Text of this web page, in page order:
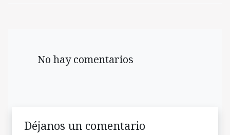
No hay comentarios
Déjanos un comentario